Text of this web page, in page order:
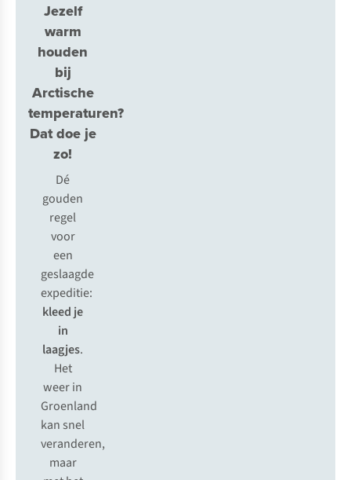
Jezelf
warm
houden
bij
Arctische
temperaturen?
Dat doe je
zo!
Dé
gouden
regel
voor
een
geslaagde
expeditie:
kleed je
in
laagjes.
Het
weer in
Groenland
kan snel
veranderen,
maar